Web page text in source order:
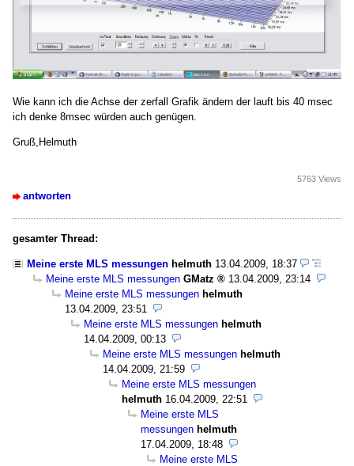
Wie kann ich die Achse der zerfall Grafik ändern der lauft bis 40 msec
ich denke 8msec würden auch genügen.
Gruß,Helmuth
antworten
5763 Views
gesamter Thread:
Meine erste MLS messungen helmuth 13.04.2009, 18:37
Meine erste MLS messungen GMatz
13.04.2009, 23:14
Meine erste MLS messungen helmuth
13.04.2009, 23:51
Meine erste MLS messungen helmuth
14.04.2009, 00:13
Meine erste MLS messungen helmuth
14.04.2009, 21:59
Meine erste MLS messungen
helmuth 16.04.2009, 22:51
Meine erste MLS
messungen helmuth
17.04.2009, 18:48
Meine erste MLS